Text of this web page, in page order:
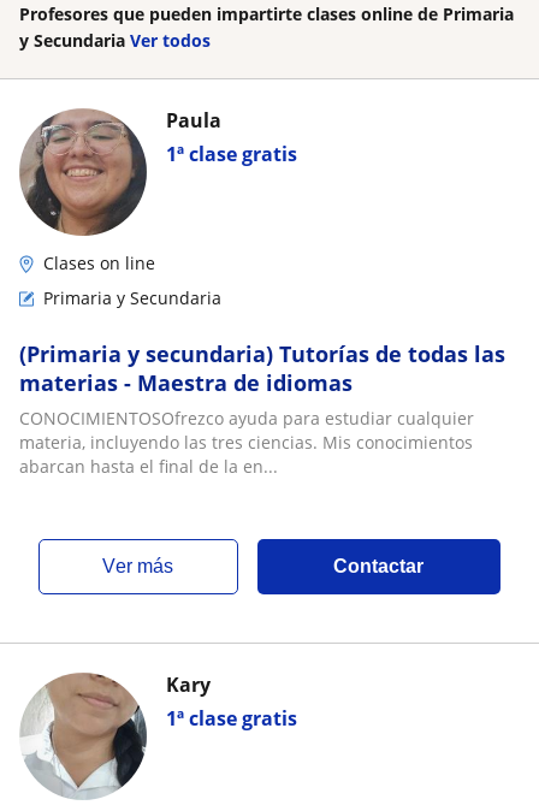
Profesores que pueden impartirte clases online de Primaria
y Secundaria Ver todos
1ª clase gratis
Paula
Clases on line
Primaria y Secundaria
(Primaria y secundaria) Tutorías de todas las
materias - Maestra de idiomas
CONOCIMIENTOSOfrezco ayuda para estudiar cualquier
materia, incluyendo las tres ciencias. Mis conocimientos
abarcan hasta el final de la en...
ver más Contactar
1ª clase gratis
Kary